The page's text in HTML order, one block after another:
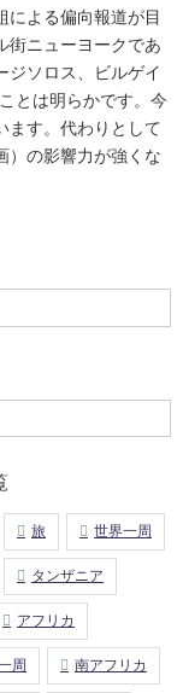
による偏向報道が目
街ニューヨークであ
ジソロス、ビルゲイ
とは明らかです。今
ます。代わりとして
）の影響力が強くな
旅 世界一周
タンザニア
アフリカ
周 南アフリカ